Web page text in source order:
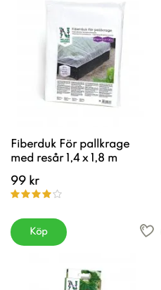
Fiberduk För pallkrage
med resår 1,4 x 1,8 m
99 kr
Köp